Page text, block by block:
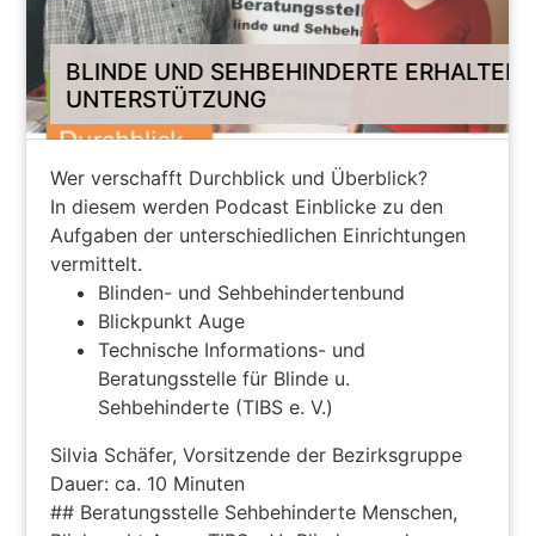
BLINDE UND SEHBEHINDERTE ERHALTEN
UNTERSTÜTZUNG
Wer verschafft Durchblick und Überblick?
In diesem werden Podcast Einblicke zu den
Aufgaben der unterschiedlichen Einrichtungen
vermittelt.
Blinden- und Sehbehindertenbund
Blickpunkt Auge
Technische Informations- und
Beratungsstelle für Blinde u.
Sehbehinderte (TIBS e. V.)
Silvia Schäfer, Vorsitzende der Bezirksgruppe
Dauer: ca. 10 Minuten
## Beratungsstelle Sehbehinderte Menschen,